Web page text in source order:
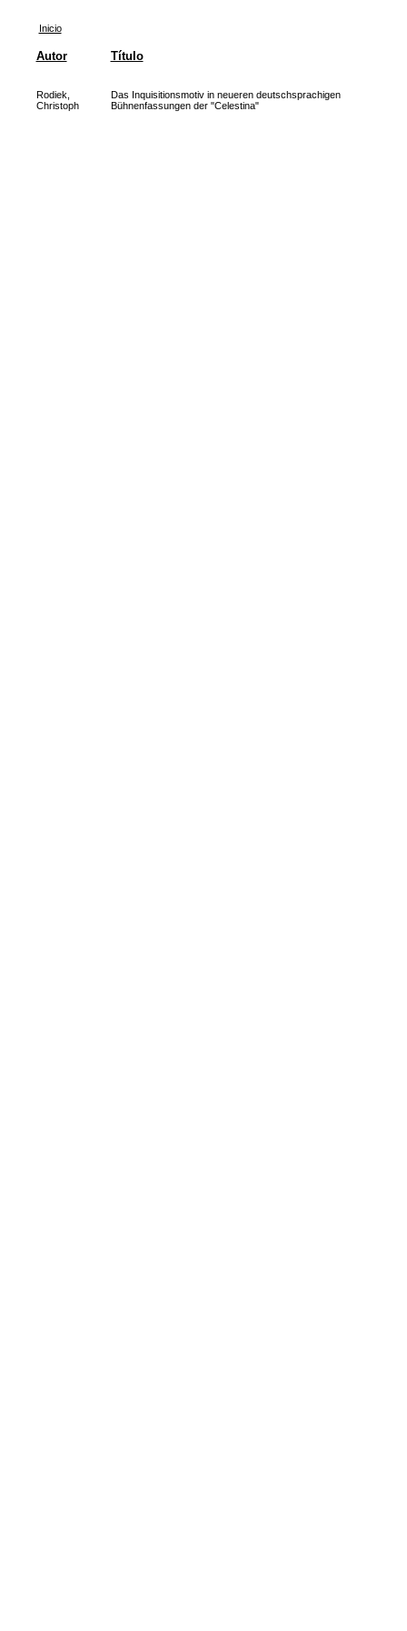
Inicio
Autor Título
Rodiek,
Christoph
Das Inquisitionsmotiv in neueren deutschsprachigen
Bühnenfassungen der "Celestina"